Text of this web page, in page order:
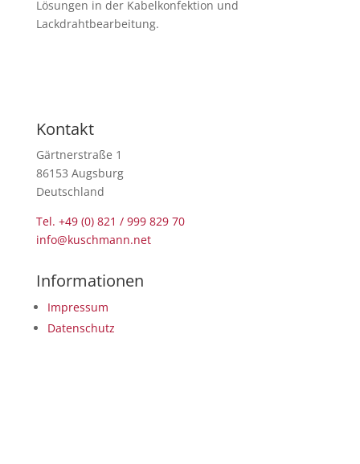
Lösungen in der Kabelkonfektion und
Lackdrahtbearbeitung.
Kontakt
Gärtnerstraße 1
86153 Augsburg
Deutschland
Tel. +49 (0) 821 / 999 829 70
info@kuschmann.net
Informationen
Impressum
Datenschutz